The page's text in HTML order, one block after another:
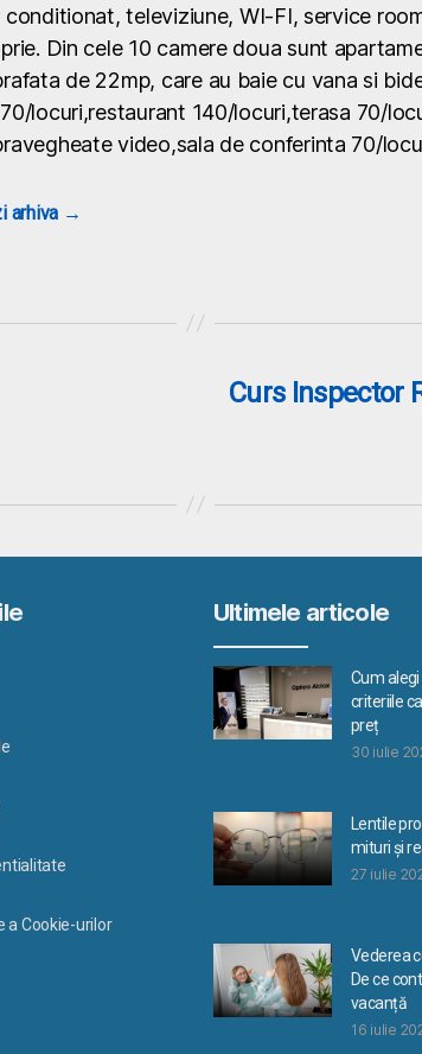
conditionat, televiziune, WI-FI, service
Din cele 10 camere doua sunt
de 22mp, care au baie cu vana si
locuri,restaurant 140/locuri,terasa 70/
video,sala de conferinta 70/
arhiva →
Curs Inspector
a Cookie-urilor
Ultimele articole
Cum
criteriile
preț
30 iulie
Lentile
mituri și
27 iulie
Vederea
De ce
vacanță
16 iulie